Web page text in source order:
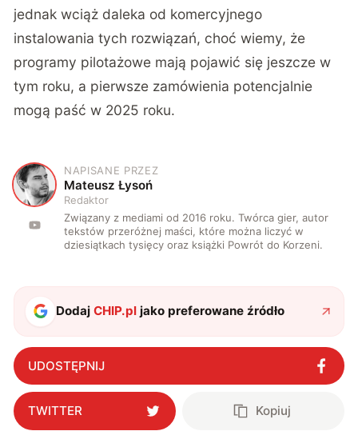
jednak wciąż daleka od komercyjnego
instalowania tych rozwiązań, choćwiemy, że
programy pilotażowe mają pojawić się jeszcze w
tym roku, a pierwsze zamówienia potencjalnie
mogą paść w 2025 roku.
M
NAPISANE PRZEZ
Mateusz Łysoń
Redaktor
Związany z mediami od 2016 roku. Twórca gier, autor
tekstów przeróżnej maści, które można liczyć w
dziesiątkach tysięcy oraz książki Powrót do Korzeni.
DodajCHIP.pl jako preferowane źródło
UDOSTĘPNIJ
TWITTER Kopiuj